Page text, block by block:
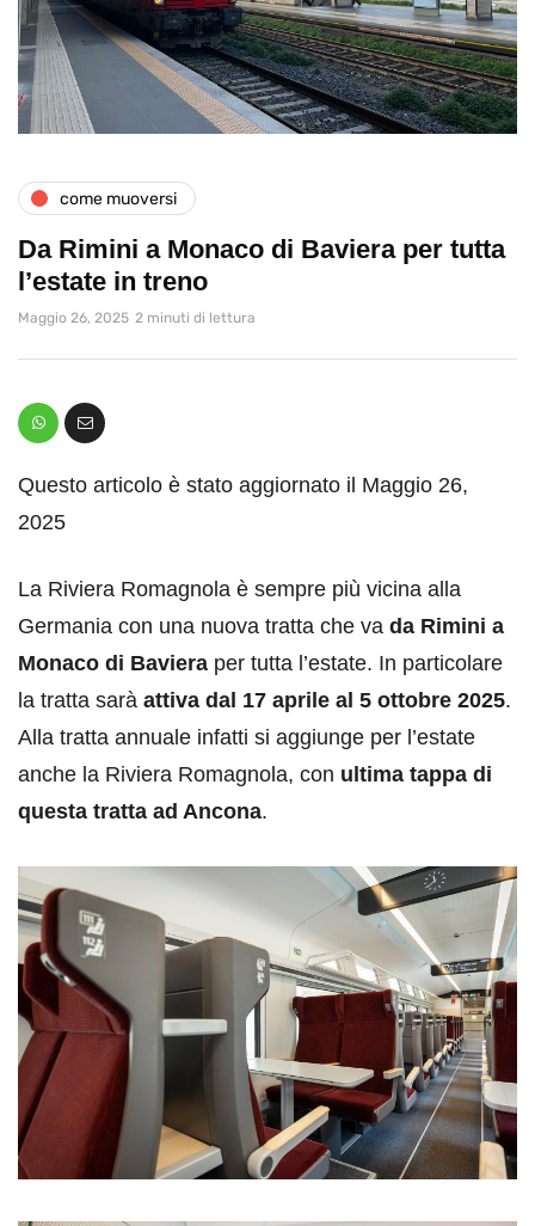
come muoversi
Da Rimini a Monaco di Baviera per tutta
l’estate in treno
Maggio 26, 2025 2 minuti di lettura
Questo articolo è stato aggiornato il Maggio 26,
2025
La Riviera Romagnola è sempre più vicina alla
Germania con una nuova tratta che va da Rimini a
Monaco di Baviera per tutta l’estate. In particolare
la tratta sarà attiva dal 17 aprile al 5 ottobre 2025.
Alla tratta annuale infatti si aggiunge per l’estate
anche la Riviera Romagnola, con ultima tappa di
questa tratta ad Ancona.